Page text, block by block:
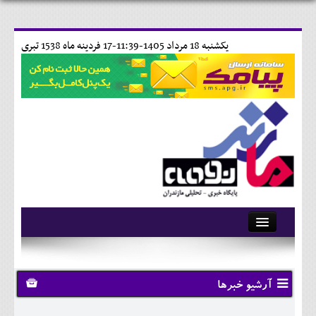
17 فردينه ماه 1538 تبری يکشنبه 18 مرداد 1405-11:39-
آرشیو
تماس با ما
وبلاگ
آرشیو خبرها